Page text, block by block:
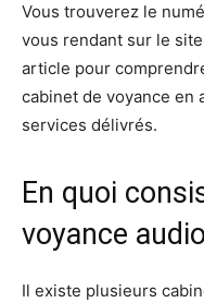
Vous trouverez le
vous rendant sur le
article pour
cabinet de voyance en
services délivrés.
En quoi
voyance
Il existe plusieurs